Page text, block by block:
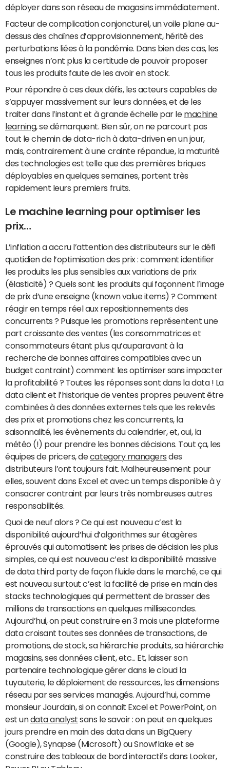
déployer dans son réseau de magasins immédiatement.
Facteur de complication conjoncturel, un voile plane au-
dessus des chaînes d’approvisionnement, hérité des
perturbations liées à la pandémie. Dans bien des cas, les
enseignes n’ont plus la certitude de pouvoir proposer
tous les produits faute de les avoir en stock.
Pour répondre à ces deux défis, les acteurs capables de
s’appuyer massivement sur leurs données, et de les
traiter dans l’instant et à grande échelle par le machine
learning, se démarquent. Bien sûr, on ne parcourt pas
tout le chemin de data-rich à data-driven en un jour,
mais, contrairement à une crainte répandue, la maturité
des technologies est telle que des premières briques
déployables en quelques semaines, portent très
rapidement leurs premiers fruits.
Le machine learning pour optimiser les
prix…
L’inflation a accru l’attention des distributeurs sur le défi
quotidien de l’optimisation des prix : comment identifier
les produits les plus sensibles aux variations de prix
(élasticité) ? Quels sont les produits qui façonnent l’image
de prix d’une enseigne (known value items) ? Comment
réagir en temps réel aux repositionnements des
concurrents ? Puisque les promotions représentent une
part croissante des ventes (les consommatrices et
consommateurs étant plus qu’auparavant à la
recherche de bonnes affaires compatibles avec un
budget contraint) comment les optimiser sans impacter
la profitabilité ? Toutes les réponses sont dans la data ! La
data client et l’historique de ventes propres peuvent être
combinées à des données externes tels que les relevés
des prix et promotions chez les concurrents, la
saisonnalité, les évènements du calendrier, et, oui, la
météo (!) pour prendre les bonnes décisions. Tout ça, les
équipes de pricers, decategory managers des
distributeurs l’ont toujours fait. Malheureusement pour
elles, souvent dans Excel et avec un temps disponible à y
consacrer contraint par leurs très nombreuses autres
responsabilités.
Quoi de neuf alors ? Ce qui est nouveau c’est la
disponibilité aujourd’hui d’algorithmes sur étagères
éprouvés qui automatisent les prises de décision les plus
simples, ce qui est nouveau c’est la disponibilité massive
de data third party de façon fluide dans le marché, ce qui
est nouveau surtout c’est la facilité de prise en main des
stacks technologiques qui permettent de brasser des
millions de transactions en quelques millisecondes.
Aujourd’hui, on peut construire en 3 mois une plateforme
data croisant toutes ses données de transactions, de
promotions, de stock, sa hiérarchie produits, sa hiérarchie
magasins, ses données client, etc... Et, laisser son
partenaire technologique gérer dans le cloud la
tuyauterie, le déploiement de ressources, les dimensions
réseau par ses services managés. Aujourd’hui, comme
monsieur Jourdain, si on connait Excel et PowerPoint, on
est undata analyst sans le savoir : on peut en quelques
jours prendre en main des data dans un BigQuery
(Google), Synapse (Microsoft) ou Snowflake et se
construire des tableaux de bord interactifs dans Looker,